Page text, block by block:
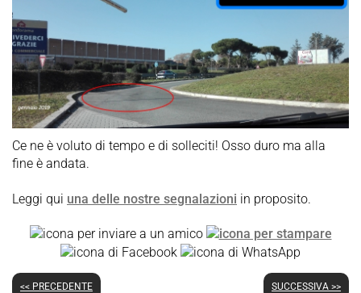
Ce ne è voluto di tempo e di solleciti! Osso duro ma alla
fine è andata.
Leggi qui una delle nostre segnalazioni in proposito.
<< PRECEDENTE SUCCESSIVA >>